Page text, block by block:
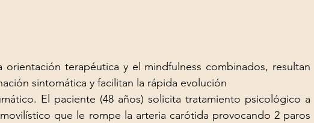
orientación terapéutica y el mindfulness combinados, resultan
sintomática y facilitan la rápida evolución
El paciente (48 años) solicita tratamiento psicológico a
que le rompe la arteria carótida provocando 2 paros